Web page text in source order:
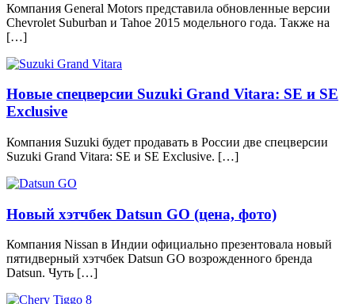
Компания General Motors представила обновленные версии
Chevrolet Suburban и Tahoe 2015 модельного года. Также на
[…]
Новые спецверсии Suzuki Grand Vitara: SE и SE
Exclusive
Компания Suzuki будет продавать в России две спецверсии
Suzuki Grand Vitara: SE и SE Exclusive. […]
Новый хэтчбек Datsun GO (цена, фото)
Компания Nissan в Индии официально презентовала новый
пятидверный хэтчбек Datsun GO возрожденного бренда
Datsun. Чуть […]